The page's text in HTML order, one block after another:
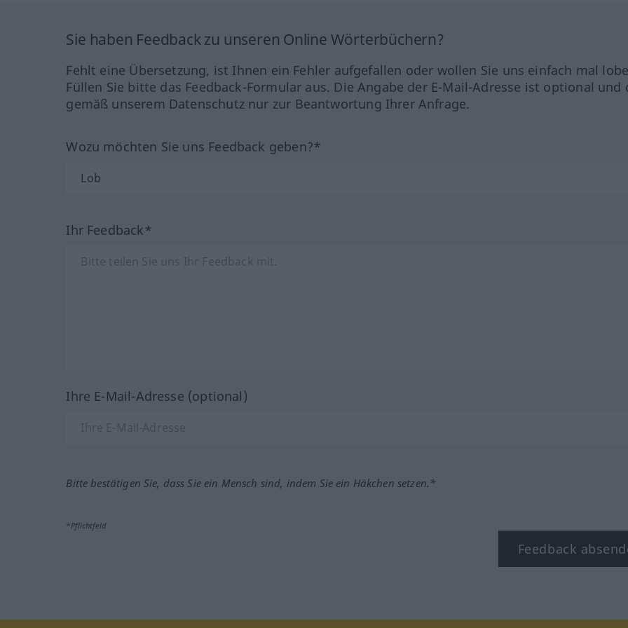
Sie haben Feedback zu unseren Online Wörterbüchern?
Fehlt eine Übersetzung, ist Ihnen ein Fehler aufgefallen oder wollen Sie uns einfach mal
Füllen Sie bitte das Feedback-Formular aus. Die Angabe der E-Mail-Adresse ist optional und
gemäß unserem Datenschutz nur zur Beantwortung Ihrer Anfrage.
Wozu möchten Sie uns Feedback geben?*
Ihr Feedback*
Ihre E-Mail-Adresse (optional)
Bitte bestätigen Sie, dass Sie ein Mensch sind, indem Sie ein Häkchen setzen.*
*Pflichtfeld
Feedback